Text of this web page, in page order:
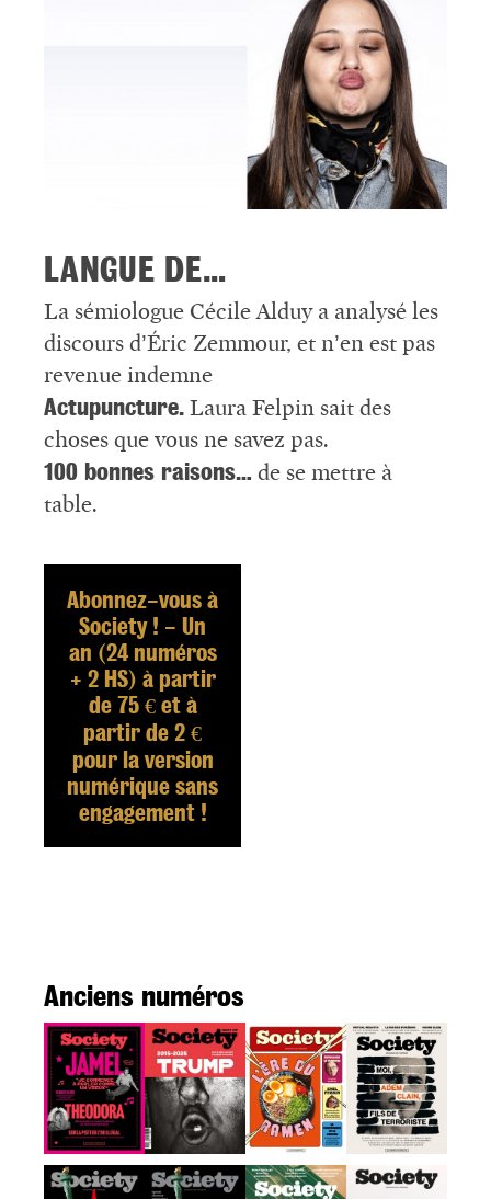
LANGUE DE…
La sémiologue Cécile Alduy a analysé les
discours d’Éric Zemmour, et n’en est pas
revenue indemne
Actupuncture. Laura Felpin sait des
choses que vous ne savez pas.
100 bonnes raisons… de se mettre à
table.
Abonnez-vous à
Society ! - Un
an (24 numéros
+ 2 HS) à partir
de 75 € et à
partir de 2 €
pour la version
numérique sans
engagement !
Anciens numéros